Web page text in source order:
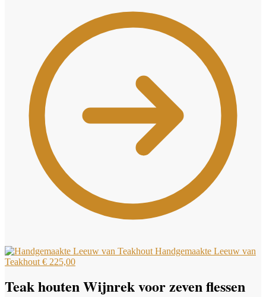
Handgemaakte Leeuw van
Teakhout € 225,00
Teak houten Wijnrek voor zeven flessen